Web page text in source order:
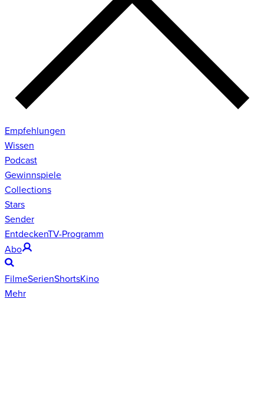
Empfehlungen
Wissen
Podcast
Gewinnspiele
Collections
Stars
Sender
EntdeckenTV-Programm
Abo
FilmeSerienShortsKino
Mehr